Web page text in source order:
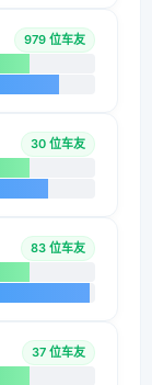
979 位车友
30 位车友
83 位车友
37 位车友